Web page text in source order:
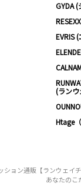
GYDA
EVRIS
(ラン
Htage
ション通販【ランウェ
あなたのこ